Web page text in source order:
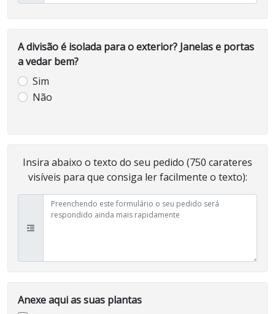
A divisão é isolada para o exterior? Janelas e portas
a vedar bem?
Sim
Não
Insira abaixo o texto do seu pedido (750 carateres
visíveis para que consiga ler facilmente o texto):
Anexe aqui as suas plantas